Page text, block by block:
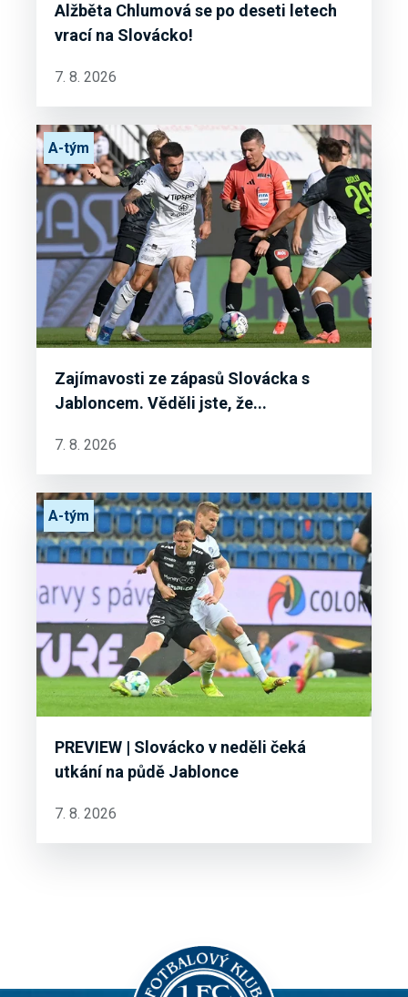
Alžběta Chlumová se po deseti letech
vrací na Slovácko!
7. 8. 2026
Zajímavosti ze zápasů Slovácka s
Jabloncem. Věděli jste, že...
A-tým
7. 8. 2026
PREVIEW | Slovácko v neděli čeká
utkání na půdě Jablonce
A-tým
7. 8. 2026